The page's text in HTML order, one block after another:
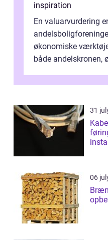
inspiration
En valuarvurdering
økonomiske
både andelskronen,
31
06